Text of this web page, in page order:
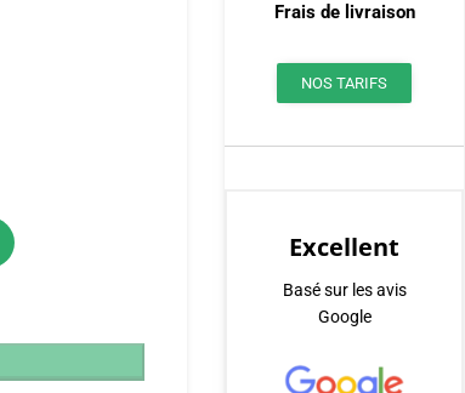
Frais de livraison
NOS TARIFS
Excellent
Basé sur les avis
Google